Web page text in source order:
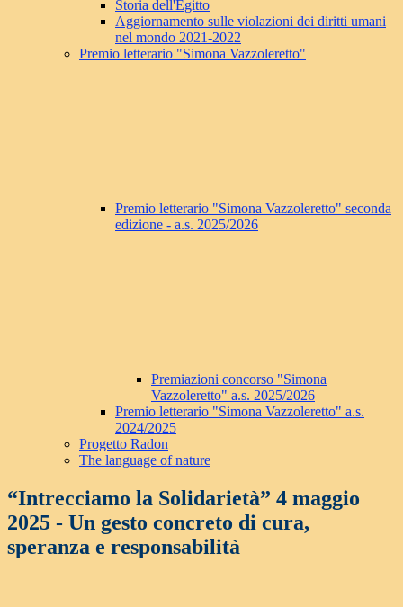
Storia dell'Egitto
Aggiornamento sulle violazioni dei diritti umani
nel mondo 2021-2022
Premio letterario "Simona Vazzoleretto"
Premio letterario "Simona Vazzoleretto" seconda
edizione - a.s. 2025/2026
Premiazioni concorso "Simona
Vazzoleretto" a.s. 2025/2026
Premio letterario "Simona Vazzoleretto" a.s.
2024/2025
Progetto Radon
The language of nature
“Intrecciamo la Solidarietà” 4 maggio
2025 - Un gesto concreto di cura,
speranza e responsabilità